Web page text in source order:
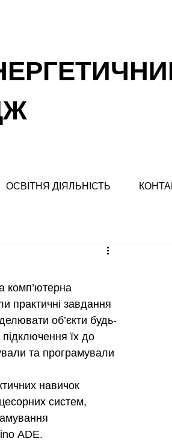
ОСВІТНЯ ДІЯЛЬНІСТЬ
комп’ютерна
практичні завдання
об’єкти будь-
підключення їх до
та програмували
навичок
систем,
ADE.